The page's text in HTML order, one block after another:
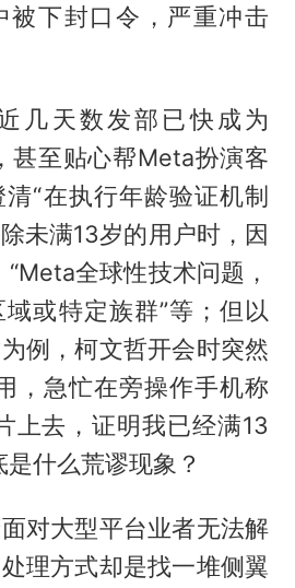
被下封口令，严重冲击
几天数发部已快成为
甚至贴心帮Meta扮演客
“在执行年龄验证机制
未满13岁的用户时，因
全球性技术问题，
或特定族群”等；但以
例，柯文哲开会时突然
，急忙在旁操作手机称
上去，证明我已经满13
什么荒谬现象？
对大型平台业者无法解
理方式却是找一堆侧翼